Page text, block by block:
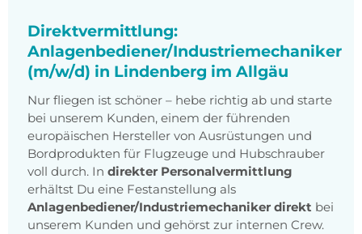
Direktvermittlung:
Anlagenbediener/Industriemechaniker
(m/w/d) in Lindenberg im Allgäu
Nur fliegen ist schöner – hebe richtig ab und starte
bei unserem Kunden, einem der führenden
europäischen Hersteller von Ausrüstungen und
Bordprodukten für Flugzeuge und Hubschrauber
voll durch. In direkter Personalvermittlung
erhältst Du eine Festanstellung als
Anlagenbediener/Industriemechaniker direkt bei
unserem Kunden und gehörst zur internen Crew.